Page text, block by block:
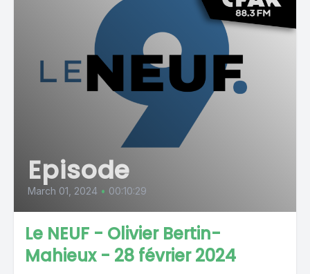
Episode
March 01, 2024 • 00:10:29
Le NEUF - Olivier Bertin-
Mahieux - 28 février 2024